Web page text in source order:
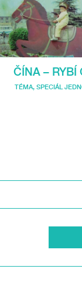
ČÍNA – RYBÍ
TÉMA, SPECIÁL